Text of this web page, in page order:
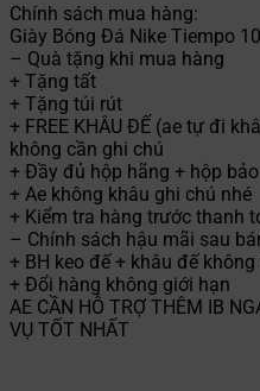
Chính sách mua hàng:
Giày Bóng Đá Nike Tiempo
– Quà tặng khi mua hàng
+ Tặng tất
+ Tặng túi rút
+ FREE KHÂU ĐẾ (ae tự đi
không cần ghi chú
+ Đầy đủ hộp hãng + hộp
+ Ae không khâu ghi chú nhé
+ Kiểm tra hàng trước thanh
– Chính sách hậu mãi sau
+ BH keo đế + khâu đế
+ Đổi hàng không giới hạn
AE CẦN HỖ TRỢ THÊM IB
VỤ TỐT NHẤT